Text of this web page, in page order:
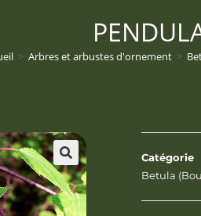
> Arbres et arbustes d'ornement >
Catégorie
Betula